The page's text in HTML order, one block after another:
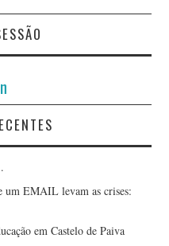
EMAIL levam as crises:
em Castelo de Paiva